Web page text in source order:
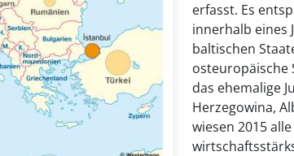
erfasst. Es
innerhalb eines
baltischen
osteuropäische
das ehemalige
Herzegowina,
wiesen 2015